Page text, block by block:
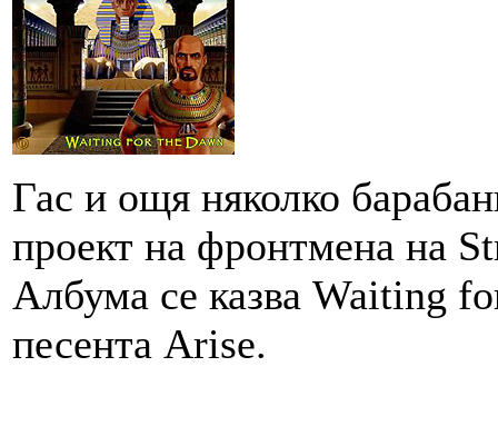
Гас и ощя няколко
проект на фронтмена на
Албума се казва Waiting
песента Arise.